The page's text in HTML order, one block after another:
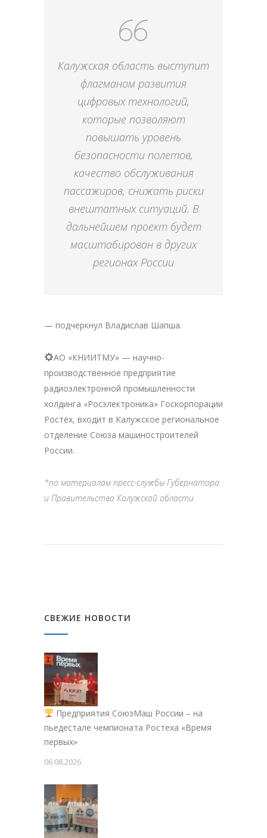
Калужская область выступит
флагманом развития
цифровых технологий,
которые позволяют
повышать уровень
безопасности полетов,
качество обслуживания
пассажиров, снижать риски
внештатных ситуаций. В
дальнейшем проект будет
масштабирован в других
регионах России
— подчеркнул Владислав Шапша.
АО «КНИИТМУ» — научно-
производственное предприятие
радиоэлектронной промышленности
холдинга «Росэлектроника» Госкорпорации
Ростех, входит в Калужское региональное
отделение Союза машиностроителей
России.
*по материалам пресс-службы Губернатора
и Правительства Калужской области
СВЕЖИЕ НОВОСТИ
Предприятия СоюзМаш России – на
пьедестале чемпионата Ростеха «Время
первых»
06.08.2026